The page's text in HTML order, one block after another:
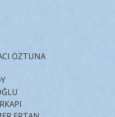
ÖZTUNA